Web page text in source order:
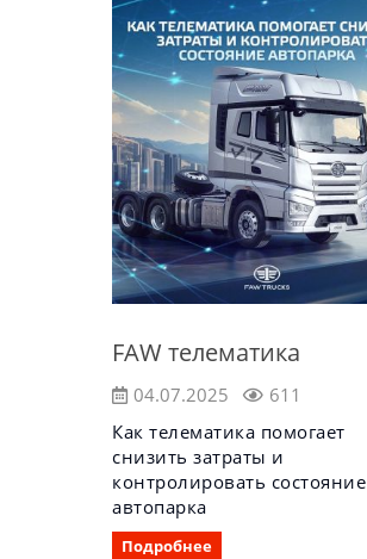
FAW телематика
04.07.2025
611
Как телематика помогает
снизить затраты и
контролировать состояние
автопарка
Подробнее